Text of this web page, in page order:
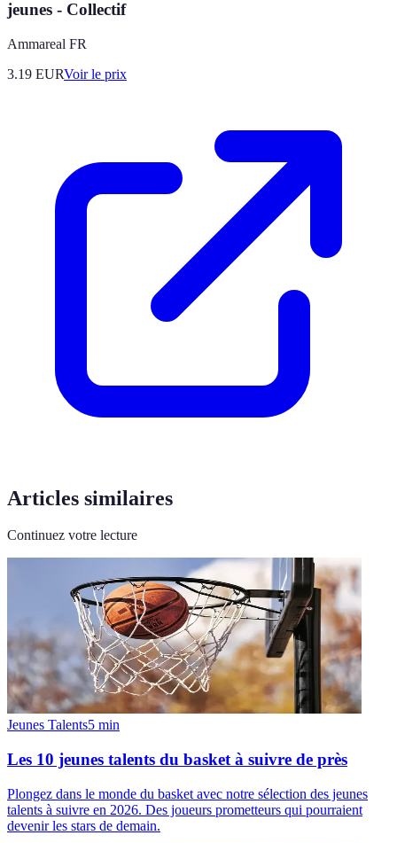
jeunes - Collectif
Ammareal FR
3.19 EURVoir le prix
Articles similaires
Continuez votre lecture
Jeunes Talents5 min
Les 10 jeunes talents du basket à suivre de près
Plongez dans le monde du basket avec notre sélection des jeunes
talents à suivre en 2026. Des joueurs prometteurs qui pourraient
devenir les stars de demain.